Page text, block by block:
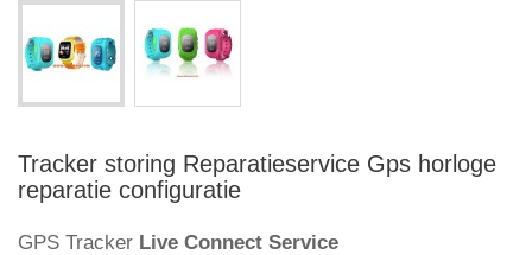
Tracker storing Reparatieservice Gps horloge
reparatie configuratie
GPS Tracker Live Connect Service